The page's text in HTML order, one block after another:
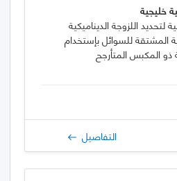
خليجية
لتحديد اللزوجة الديناميكية
المشتقة للسوائل بإستخدام
المكبس المتأرجح
التفاصيل